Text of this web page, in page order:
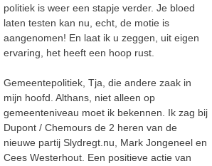
politiek is weer een stapje verder. Je bloed
laten testen kan nu, echt, de motie is
aangenomen! En laat ik u zeggen, uit eigen
ervaring, het heeft een hoop rust.
Gemeentepolitiek, Tja, die andere zaak in
mijn hoofd. Althans, niet alleen op
gemeenteniveau moet ik bekennen. Ik zag bij
Dupont / Chemours de 2 heren van de
nieuwe partij Slydregt.nu, Mark Jongeneel en
Cees Westerhout. Een positieve actie van